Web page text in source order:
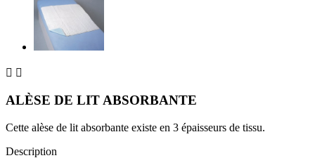
 
ALÈSE DE LIT ABSORBANTE
Cette alèse de lit absorbante existe en 3 épaisseurs de tissu.
Description